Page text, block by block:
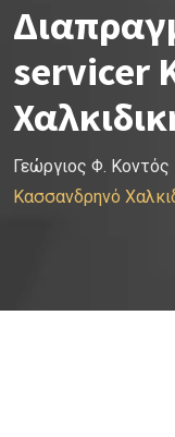
servicer
Γεώργιος Φ. Κοντός
Κασσανδρηνό